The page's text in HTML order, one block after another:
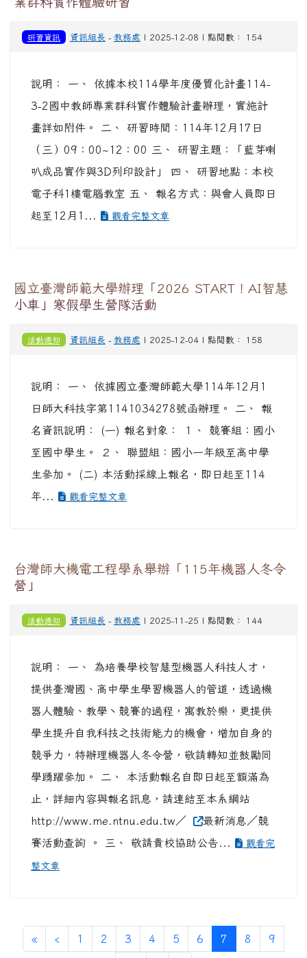
研習資訊 資訊組長 - 教務處 | 2025-12-08 | 點閱數： 154
說明： 一、 依據本校114學年度優質化計畫114-
3-2國中教師專業群科實作體驗計畫辦理，實施計
畫詳如附件。 二、 研習時間：114年12月17日
（三）09：00~12：00 三、 研習主題：「藍芽喇
叭成品實作與3D列印設計」 四、 研習地點：本校
電子科1樓電腦教室 五、 報名方式：與會人員即日
起至12月1...
觀看完整文章
國立臺灣師範大學辦理「2026 START！AI智慧
小車」寒假學生營隊活動
活動通知 資訊組長 - 教務處 | 2025-12-04 | 點閱數： 158
說明： 一、 依據國立臺灣師範大學114年12月1
日師大科技字第1141034278號函辦理。 二、 報
名資訊說明： (一) 報名對象： １、 競賽組：國小
至國中學生。 ２、 聯盟組：國小一年級至高中學
生參加。 (二) 本活動採線上報名，即日起至114
年...
觀看完整文章
台灣師大機電工程學系舉辦「115年機器人冬令
營」
活動通知 資訊組長 - 教務處 | 2025-11-25 | 點閱數： 144
說明： 一、 為培養學校智慧型機器人科技人才，
提供臺灣國、高中學生學習機器人的管道，透過機
器人體驗、教學丶競賽的過程，寓教於樂，更提供
學生提升自我科技之技術能力的機會，增加自身的
競爭力，特辦理機器人冬令營，敬請轉知並鼓勵同
學踴躍參加。 二、 本活動報名自即日起至額滿為
止，詳細內容與報名訊息，請連結至本系綱站
http://www.me.ntnu.edu.tw／
最新消息／競
賽活動查詢 。 三、 敬請貴校協助公告...
觀看完
整文章
«第一頁
‹ 上一頁
1 2 3 4 5 6 7 (目前頁次)
8 9